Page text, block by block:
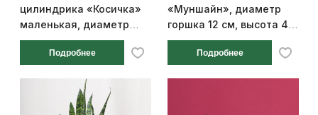
цилиндрика «Косичка»
маленькая, диаметр
горшка 6 см, высота 12
Подробнее
«Муншайн», диаметр
горшка 12 см, высота 40
см
Подробнее